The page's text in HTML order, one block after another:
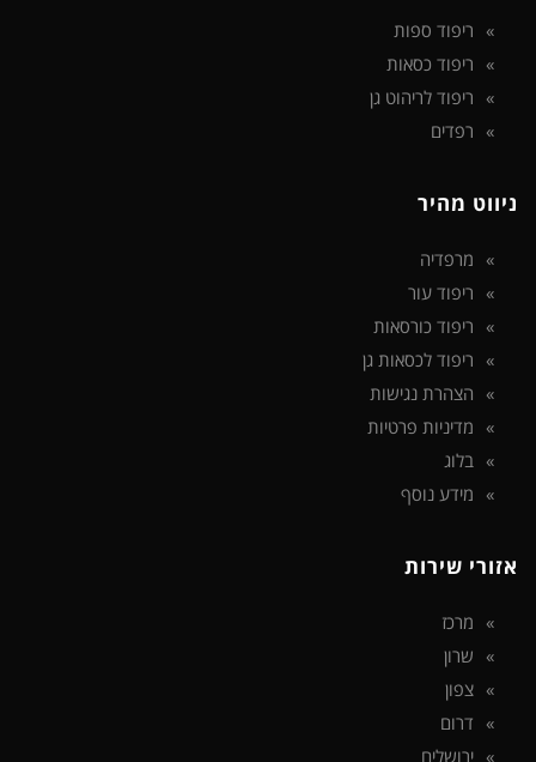
ריפוד ספות
ריפוד כסאות
ריפוד לריהוט גן
רפדים
ניווט מהיר
מרפדיה
ריפוד עור
ריפוד כורסאות
ריפוד לכסאות גן
הצהרת נגישות
מדיניות פרטיות
בלוג
מידע נוסף
אזורי שירות
מרכז
שרון
צפון
דרום
ירושלים